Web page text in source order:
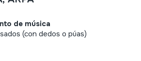
de música
(con dedos o púas)